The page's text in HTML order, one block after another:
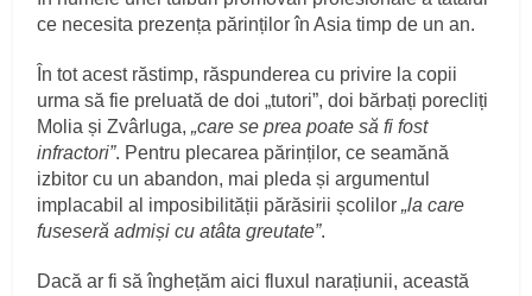
ce necesita prezența părinților în Asia timp de un an.
În tot acest răstimp, răspunderea cu privire la copii
urma să fie preluată de doi „tutori”, doi bărbați porecliți
Molia și Zvârluga,„care se prea poate să fi fost
infractori”. Pentru plecarea părinților, ce seamănă
izbitor cu un abandon, mai pleda și argumentul
implacabil al imposibilității părăsirii școlilor„la care
fuseseră admiși cu atâta greutate”.
Dacă ar fi să înghețăm aici fluxul narațiunii, această